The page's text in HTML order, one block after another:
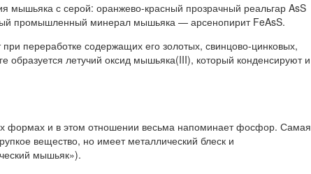
мышьяка с серой: оранжево-красный прозрачный реальгар AsS
промышленный минерал мышьяка — арсенопирит FeAsS.
переработке содержащих его золотых, свинцово-цинковых,
образуется летучий оксид мышьяка(III), который конденсируют и
формах и в этом отношении весьма напоминает фосфор. Самая
вещество, но имеет металлический блеск и
мышьяк»).